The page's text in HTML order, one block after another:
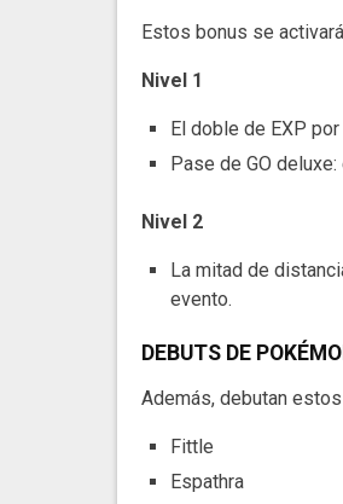
Estos bonus se
Nivel 1
El doble de EXP
Pase de GO
Nivel 2
La mitad de
evento.
DEBUTS DE
Además, debutan
Fittle
Espathra